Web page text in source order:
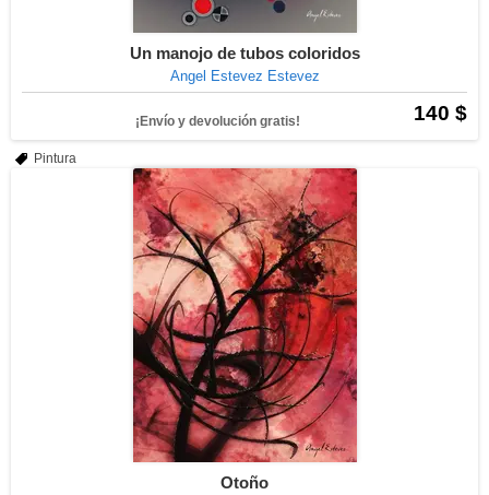
Un manojo de tubos coloridos
Angel Estevez Estevez
140 $
¡Envío y devolución gratis!
Pintura
Otoño